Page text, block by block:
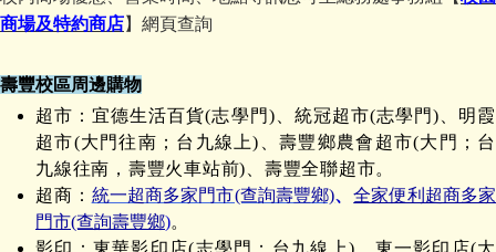
商場及特約商店】網頁查詢
壽豐校區周邊購物
超市：宜德生活百貨(志學門)、統冠超市(志學門)、明霞
超市(大門往南；台九線上)、壽豐鄉農會超市(大門；台
九線往南，壽豐火車站前)、壽豐全聯超市。
超商： 統一超商多家門市(查詢壽豐鄉)、全家便利超商多家
門市(查詢壽豐鄉)。
影印：東華影印店(志學門；台九線上)、東一影印店(大